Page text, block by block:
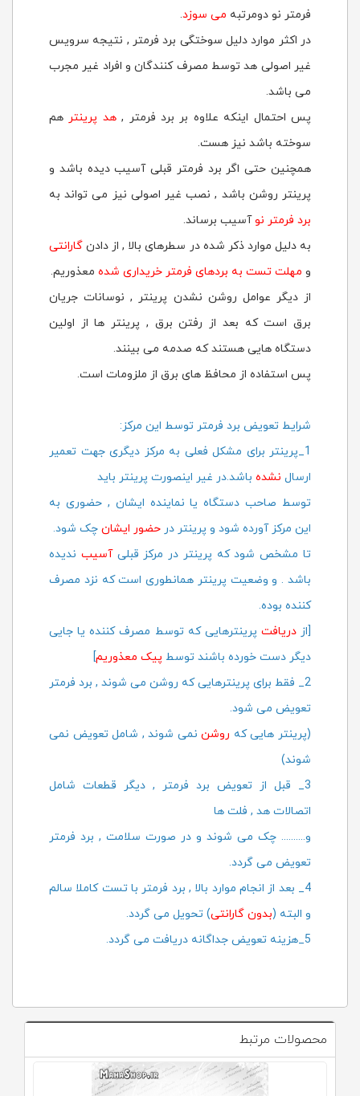
فرمتر نو دومرتبه می سوزد.
در اکثر موارد دلیل سوختگی برد فرمتر , نتیجه سرویس
غیر اصولی هد توسط مصرف کنندگان و افراد غیر مجرب
می باشد.
پس احتمال اینکه علاوه بر برد فرمتر ,هد پرینتر هم
سوخته باشد نیز هست.
همچنین حتی اگر برد فرمتر قبلی آسیب دیده باشد و
پرینتر روشن باشد , نصب غیر اصولی نیز می تواند به
برد فرمتر نوآسیب برساند.
به دلیل موارد ذکر شده در سطرهای بالا , از دادن گارانتی
و مهلت تست به بردهای فرمتر خریداری شده معذوریم.
از دیگر عوامل روشن نشدن پرینتر , نوسانات جریان
برق است که بعد از رفتن برق , پرینتر ها از اولین
دستگاه هایی هستند که صدمه می بینند.
پس استفاده از محافظ های برق از ملزومات است.
شرایط تعویض برد فرمتر توسط این مرکز:
1_پرینتر برای مشکل فعلی به مرکز دیگری جهت تعمیر
ارسال نشده باشد.در غیر اینصورت پرینتر باید
توسط صاحب دستگاه یا نماینده ایشان , حضوری به
این مرکز آورده شود و پرینتر در حضور ایشان چک شود.
تا مشخص شود که پرینتر در مرکز قبلیآسیب ندیده
باشد . و وضعیت پرینتر همانطوری است که نزد مصرف
کننده بوده.
[ازدریافت پرینترهایی که توسط مصرف کننده یا جایی
دیگر دست خورده باشند توسط پیک معذوریم]
2_ فقط برای پرینترهایی که روشن می شوند , برد فرمتر
تعویض می شود.
(پرینتر هایی که روشننمی شوند , شامل تعویض نمی
شوند)
3_ قبل از تعویض برد فرمتر , دیگر قطعات شامل
اتصالات هد , فلت ها
و.......... چک می شوند و در صورت سلامت , برد فرمتر
تعویض می گردد.
4_ بعد از انجام موارد بالا , برد فرمتر با تست کاملا سالم
و البته (بدون گارانتی) تحویل می گردد.
5_هزینه تعویض جداگانه دریافت می گردد.
محصولات مرتبط